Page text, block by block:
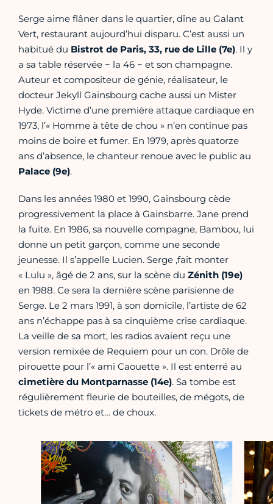
Serge aime flâner dans le quartier, dîne au Galant
Vert, restaurant aujourd’hui disparu. C’est aussi un
habitué du Bistrot de Paris, 33, rue de Lille (7e). Il y
a sa table réservée − la 46 − et son champagne.
Auteur et compositeur de génie, réalisateur, le
docteur Jekyll Gainsbourg cache aussi un Mister
Hyde. Victime d’une première attaque cardiaque en
1973, l’« Homme à tête de chou » n’en continue pas
moins de boire et fumer. En 1979, après quatorze
ans d’absence, le chanteur renoue avec le public au
Palace (9e).
Dans les années 1980 et 1990, Gainsbourg cède
progressivement la place à Gainsbarre. Jane prend
la fuite. En 1986, sa nouvelle compagne, Bambou, lui
donne un petit garçon, comme une seconde
jeunesse. Il s’appelle Lucien. Serge ,fait monter
« Lulu », âgé de 2 ans, sur la scène du Zénith (19e)
en 1988. Ce sera la dernière scène parisienne de
Serge. Le 2 mars 1991, à son domicile, l’artiste de 62
ans n’échappe pas à sa cinquième crise cardiaque.
La veille de sa mort, les radios avaient reçu une
version remixée de Requiem pour un con. Drôle de
pirouette pour l’« ami Caouette ». Il est enterré au
cimetière du Montparnasse (14e). Sa tombe est
régulièrement fleurie de bouteilles, de mégots, de
tickets de métro et… de choux.